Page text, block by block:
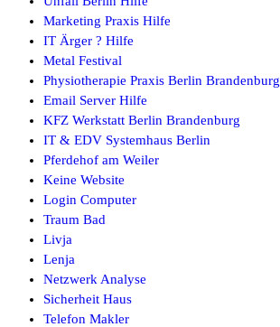
Marketing Praxis Hilfe
IT Ärger ? Hilfe
Metal Festival
Physiotherapie Praxis Berlin
Email Server Hilfe
KFZ Werkstatt Berlin Brandenburg
IT & EDV Systemhaus Berlin
Pferdehof am Weiler
Keine Website
Login Computer
Traum Bad
Livja
Lenja
Netzwerk Analyse
Sicherheit Haus
Telefon Makler